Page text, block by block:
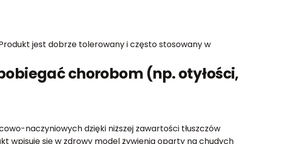
jest dobrze tolerowany i często stosowany w
chorobom (np. otyłości,
naczyniowych dzięki niższej zawartości tłuszczów
wpisuje się w zdrowy model żywienia oparty na chudych